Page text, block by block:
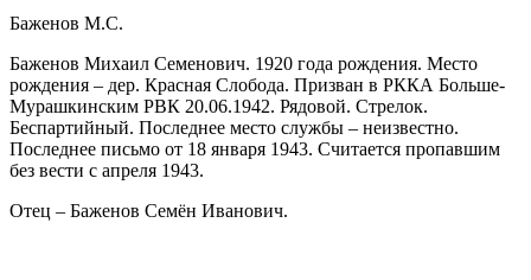
Баженов М.С.
Баженов Михаил Семенович. 1920 года рождения. Место
рождения – дер. Красная Слобода. Призван в РККА Больше-
Мурашкинским РВК 20.06.1942. Рядовой. Стрелок.
Беспартийный. Последнее место службы – неизвестно.
Последнее письмо от 18 января 1943. Считается пропавшим
без вести с апреля 1943.
Отец – Баженов Семён Иванович.